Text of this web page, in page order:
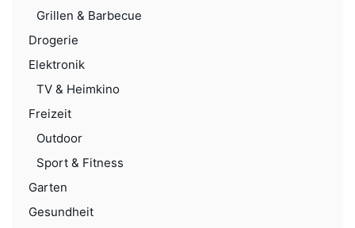
Grillen & Barbecue
Drogerie
Elektronik
TV & Heimkino
Freizeit
Outdoor
Sport & Fitness
Garten
Gesundheit